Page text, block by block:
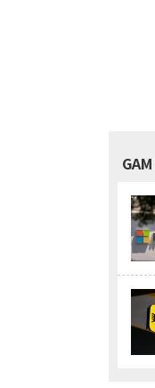
GAM